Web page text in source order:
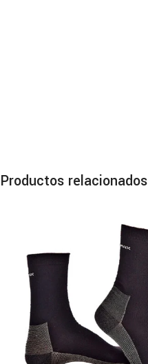
Productos relacionados